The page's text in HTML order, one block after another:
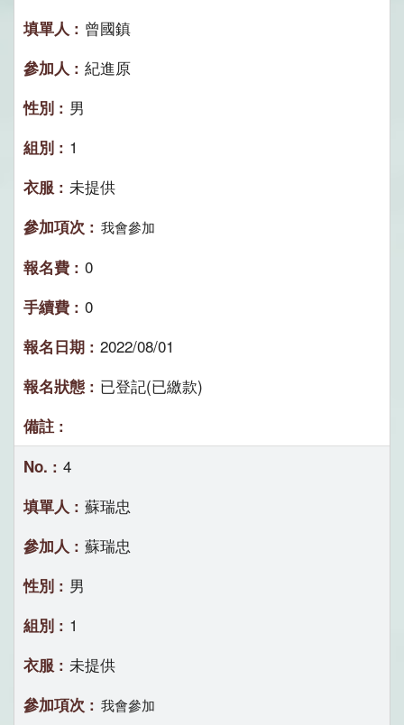
曾國鎮
紀進原
男
1
未提供
我會參加
0
0
2022/08/01
已登記(已繳款)
4
蘇瑞忠
蘇瑞忠
男
1
未提供
我會參加